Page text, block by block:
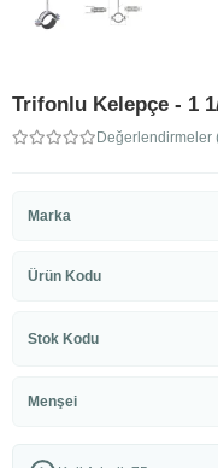
Trifonlu Kelepçe - 1
Değerlendirmeler
Marka
Ürün Kodu
Stok Kodu
Menşei